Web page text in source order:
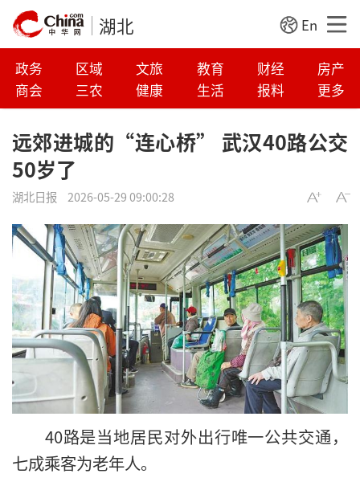
湖北 En
政务 区域 文旅 教育 财经
房产
商会
三农 健康 生活 报料 更多
远郊进城的“连心桥” 武汉40路公交
50岁了
湖北日报 2026-05-29 09:00:28
40路是当地居民对外出行唯一公共交通，
七成乘客为老年人。